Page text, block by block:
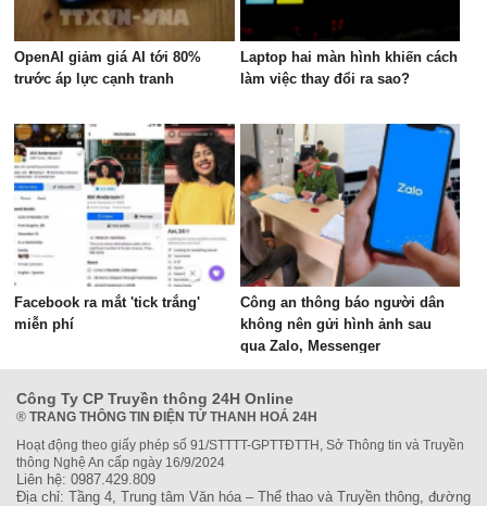
OpenAI giảm giá AI tới 80%
trước áp lực cạnh tranh
Laptop hai màn hình khiến cách
làm việc thay đổi ra sao?
Facebook ra mắt 'tick trắng'
miễn phí
Công an thông báo người dân
không nên gửi hình ảnh sau
qua Zalo, Messenger
Công Ty CP Truyền thông 24H Online
® TRANG THÔNG TIN ĐIỆN TỬ THANH HOÁ 24H
Hoạt động theo giấy phép số 91/STTTT-GPTTĐTTH, Sở Thông tin và Truyền
thông Nghệ An cấp ngày 16/9/2024
Liên hệ: 0987.429.809
Địa chỉ: Tầng 4, Trung tâm Văn hóa – Thể thao và Truyền thông, đường